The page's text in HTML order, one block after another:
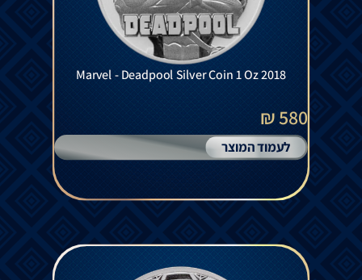
Marvel - Deadpool Silver Coin 1 Oz 2018
580 ₪
לעמוד המוצר